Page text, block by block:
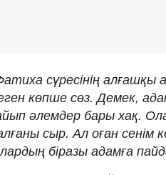
сүресінің алғашқы
көпше сөз. Демек,
әлемдер бары хақ.
сыр. Ал оған
біразы адамға